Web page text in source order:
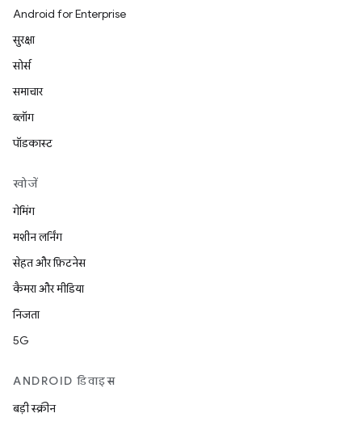
Android for Enterprise
सुरक्षा
सोर्स
समाचार
ब्लॉग
पॉडकास्ट
खोजें
गेमिंग
मशीन लर्निंग
सेहत और फ़िटनेस
कैमरा और मीडिया
निजता
5G
ANDROID डिवाइस
बड़ी स्क्रीन